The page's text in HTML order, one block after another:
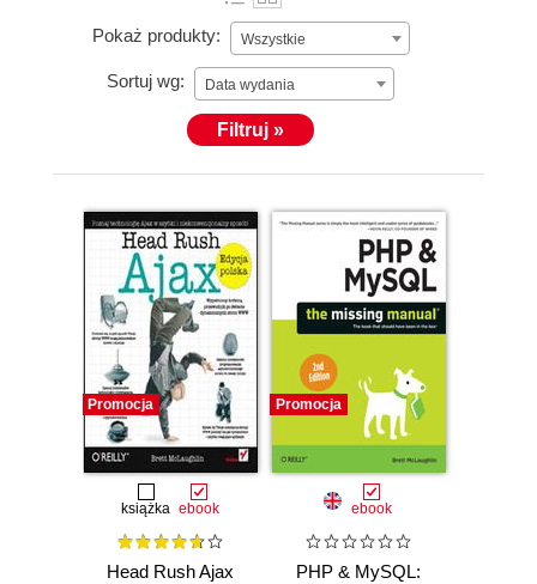
Pokaż produkty: Wszystkie
Sortuj wg: Data wydania
Filtruj »
Promocja
książka ebook
Head Rush Ajax
Promocja
ebook
PHP & MySQL: